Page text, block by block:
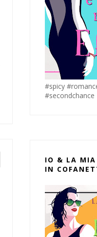
#spicy
#secondchance
IO & LA MIA
IN